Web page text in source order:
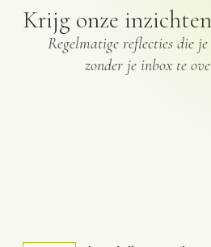
Krijg onze
Regelmatige reflecties die je
zonder je inbox te